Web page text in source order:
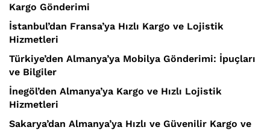
Kargo Gönderimi
İstanbul’dan Fransa’ya Hızlı Kargo ve Lojistik
Hizmetleri
Türkiye’den Almanya’ya Mobilya Gönderimi: İpuçları
ve Bilgiler
İnegöl’den Almanya’ya Kargo ve Hızlı Lojistik
Hizmetleri
Sakarya’dan Almanya’ya Hızlı ve Güvenilir Kargo ve